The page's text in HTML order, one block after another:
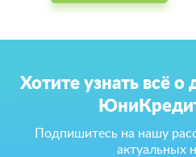
Хотите узнать всё о
Подпишитесь на нашу
актуальных